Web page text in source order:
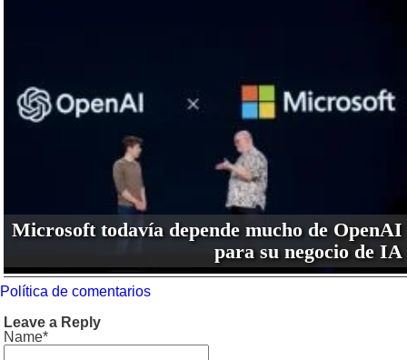
Microsoft todavía depende mucho de OpenAI
para su negocio de IA
Política de comentarios
Leave a Reply
Name*